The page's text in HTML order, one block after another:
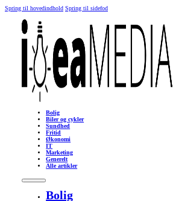
Spring til hovedindhold Spring til sidefod
Bolig
Biler og cykler
Sundhed
Fritid
Økonomi
IT
Marketing
Generelt
Alle artikler
Bolig